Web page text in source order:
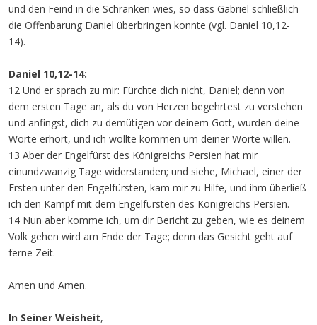
und den Feind in die Schranken wies, so dass Gabriel schließlich
die Offenbarung Daniel überbringen konnte (vgl. Daniel 10,12-
14).
Daniel 10,12-14:
12 Und er sprach zu mir: Fürchte dich nicht, Daniel; denn von
dem ersten Tage an, als du von Herzen begehrtest zu verstehen
und anfingst, dich zu demütigen vor deinem Gott, wurden deine
Worte erhört, und ich wollte kommen um deiner Worte willen.
13 Aber der Engelfürst des Königreichs Persien hat mir
einundzwanzig Tage widerstanden; und siehe, Michael, einer der
Ersten unter den Engelfürsten, kam mir zu Hilfe, und ihm überließ
ich den Kampf mit dem Engelfürsten des Königreichs Persien.
14 Nun aber komme ich, um dir Bericht zu geben, wie es deinem
Volk gehen wird am Ende der Tage; denn das Gesicht geht auf
ferne Zeit.
Amen und Amen.
In Seiner Weisheit,